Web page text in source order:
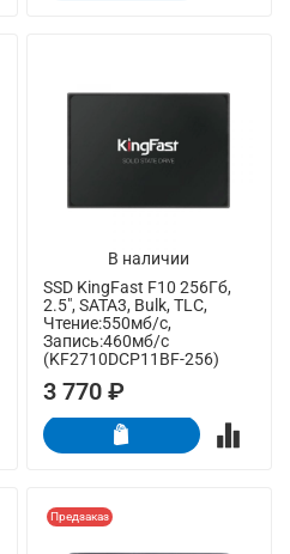
В наличии
SSD KingFast F10 256Гб,
2.5", SATA3, Bulk, TLC,
Чтение:550мб/с,
Запись:460мб/с
(KF2710DCP11BF-256)
3 770 ₽
Предзаказ